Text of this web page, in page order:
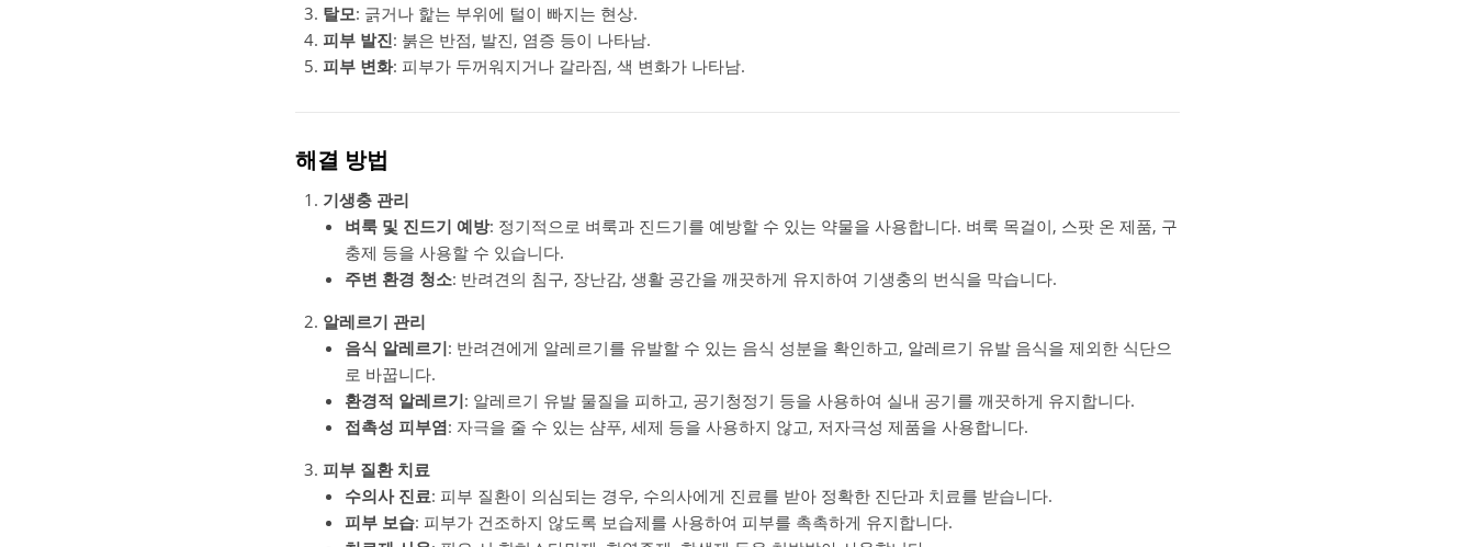
탈모: 긁거나 핥는 부위에 털이 빠지는 현상.
피부 발진: 붉은 반점, 발진, 염증 등이 나타남.
피부 변화: 피부가 두꺼워지거나 갈라짐, 색 변화가 나타남.
해결 방법
기생충 관리
벼룩 및 진드기 예방: 정기적으로 벼룩과 진드기를 예방할 수 있는 약물을 사용합니다. 벼룩 목걸이, 스팟 온 제품, 구
충제 등을 사용할 수 있습니다.
주변 환경 청소: 반려견의 침구, 장난감, 생활 공간을 깨끗하게 유지하여 기생충의 번식을 막습니다.
알레르기 관리
음식 알레르기: 반려견에게 알레르기를 유발할 수 있는 음식 성분을 확인하고, 알레르기 유발 음식을 제외한 식단으
로 바꿉니다.
환경적 알레르기: 알레르기 유발 물질을 피하고, 공기청정기 등을 사용하여 실내 공기를 깨끗하게 유지합니다.
접촉성 피부염: 자극을 줄 수 있는 샴푸, 세제 등을 사용하지 않고, 저자극성 제품을 사용합니다.
피부 질환 치료
수의사 진료: 피부 질환이 의심되는 경우, 수의사에게 진료를 받아 정확한 진단과 치료를 받습니다.
피부 보습: 피부가 건조하지 않도록 보습제를 사용하여 피부를 촉촉하게 유지합니다.